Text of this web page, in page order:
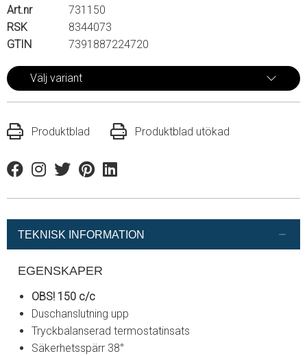
Art.nr
731150
RSK
8344073
GTIN
7391887224720
Välj variant
Produktblad Produktblad utökad
FacebookInstagram
TwitterPinterestLinkedin
TEKNISK INFORMATION
EGENSKAPER
OBS! 150 c/c
Duschanslutning upp
Tryckbalanserad termostatinsats
Säkerhetsspärr 38°